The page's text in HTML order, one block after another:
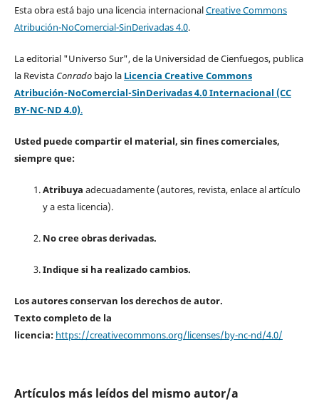
Esta obra está bajo una licencia internacionalCreative Commons
Atribución-NoComercial-SinDerivadas 4.0.
La editorial "Universo Sur", de la Universidad de Cienfuegos, publica
la Revista Conradobajo la Licencia Creative Commons
Atribución-NoComercial-SinDerivadas 4.0 Internacional (CC
BY-NC-ND 4.0).
Usted puede compartir el material, sin fines comerciales,
siempre que:
Atribuya adecuadamente (autores, revista, enlace al artículo
y a esta licencia).
No cree obras derivadas.
Indique si ha realizado cambios.
Los autores conservan los derechos de autor.
Texto completo de la
licencia: https://creativecommons.org/licenses/by-nc-nd/4.0/
Artículos más leídos del mismo autor/a